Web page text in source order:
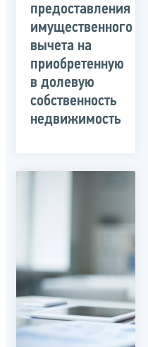
предоставления
имущественного
вычета на
приобретенную
в долевую
собственность
недвижимость